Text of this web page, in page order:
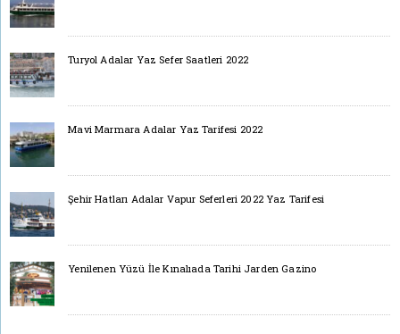
Turyol Adalar Yaz Sefer Saatleri 2022
Mavi Marmara Adalar Yaz Tarifesi 2022
Şehir Hatları Adalar Vapur Seferleri 2022 Yaz Tarifesi
Yenilenen Yüzü İle Kınalıada Tarihi Jarden Gazino